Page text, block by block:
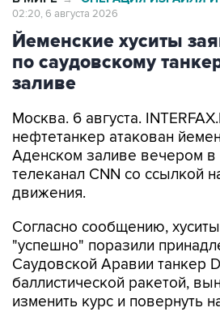
02:20, 6 августа 2026
Йеменские хуситы
по саудовскому
заливе
Москва. 6 августа.
нефтетанкер атакован
Аденском заливе вечером в
телеканал CNN со ссылкой
движения.
Согласно сообщению,
"успешно" поразили
Саудовской Аравии танкер
баллистической ракетой,
изменить курс и повернуть